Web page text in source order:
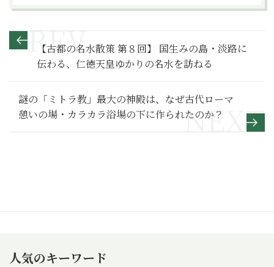
【古都の名水散策 第８回】 国生みの島・淡路に
伝わる、仁徳天皇ゆかりの名水を訪ねる
謎の「ミトラ教」最大の神殿は、なぜ古代ローマ
憩いの場・カラカラ浴場の下に作られたのか？
人気のキーワード